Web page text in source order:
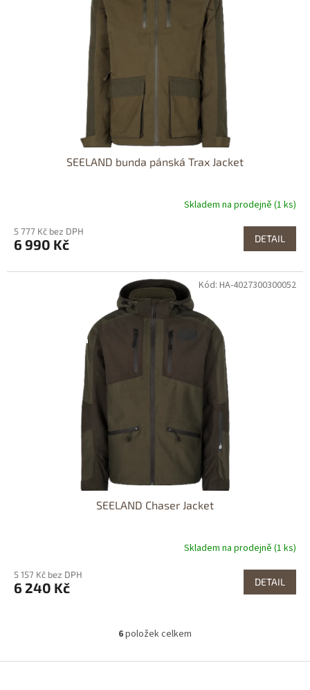
SEELAND bunda pánská Trax Jacket
Skladem na prodejně (1 ks)
5 777 Kč bez DPH
6 990 Kč DETAIL
Dostupnost 24h
SEELAND Chaser Jacket
Skladem na prodejně (1 ks)
5 157 Kč bez DPH
6 240 Kč DETAIL
Kód: HA-4027300300052
O
l
6položek celkem